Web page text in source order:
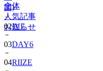
全体
人気記事
お知らせ
02IVE
03DAY6
04RIIZE
05NCT